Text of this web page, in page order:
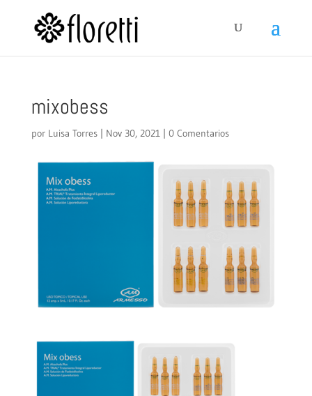
mixobess
por Luisa Torres| Nov 30, 2021| 0 Comentarios